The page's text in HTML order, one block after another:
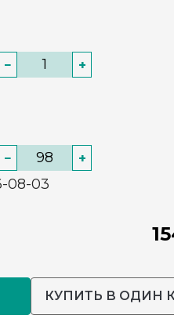
− +
− +
08-03
КУПИТЬ В ОДИН